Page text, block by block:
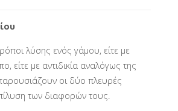
λύσης ενός γάμου, είτε με
είτε με αντιδικία αναλόγως της
οι δύο πλευρές
των διαφορών τους.